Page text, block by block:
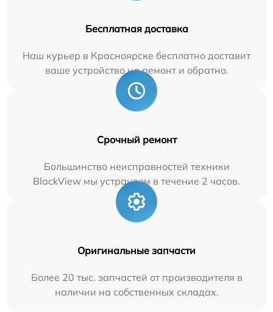
Бесплатная доставка
Наш курьер в Красноярске бесплатно доставит
ваше устройство на ремонт и обратно.
Срочный ремонт
Большинство неисправностей техники
BlackView мы устраняем в течение 2 часов.
Оригинальные запчасти
Более 20 тыс. запчастей от производителя в
наличии на собственных складах.